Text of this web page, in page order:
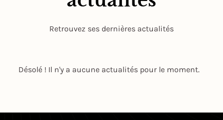
Retrouvez ses dernières actualités
Désolé ! Il n'y a aucune actualités pour le moment.